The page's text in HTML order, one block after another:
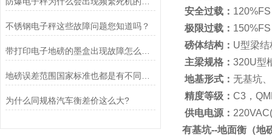
不锈钢电子秤这些故障问题您知道吗？
为什么同规格汽车衡差价这么大?
安全过载：
极限过载：
磅体结构： U型梁结
主梁规格： 320U型
地基形式： 无基坑
精度等级： C3，
供电电源：
有基坑--地面衡（地